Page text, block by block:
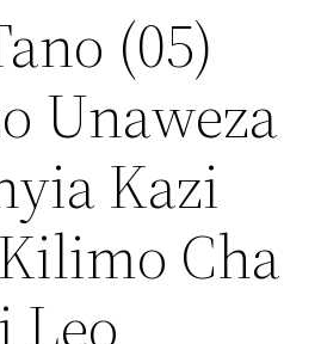
(05)
Unaweza
Kazi
Cha
Leo